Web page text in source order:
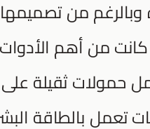
وبالرغم من
من أهم
حمولات ثقيلة
تعمل بالطاقة